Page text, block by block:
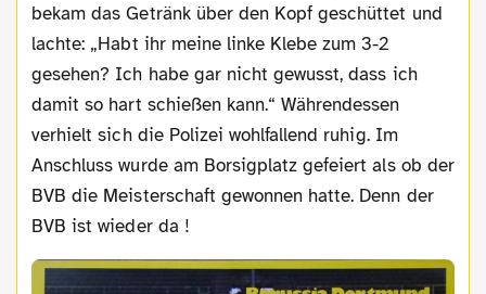
bekam das Getränk über den Kopf geschüttet und
lachte: „Habt ihr meine linke Klebe zum 3-2
gesehen? Ich habe gar nicht gewusst, dass ich
damit so hart schießen kann.“ Währendessen
verhielt sich die Polizei wohlfallend ruhig. Im
Anschluss wurde am Borsigplatz gefeiert als ob der
BVB die Meisterschaft gewonnen hatte. Denn der
BVB ist wieder da !